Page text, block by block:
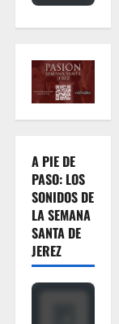
A PIE DE
PASO: LOS
SONIDOS DE
LA SEMANA
SANTA DE
JEREZ